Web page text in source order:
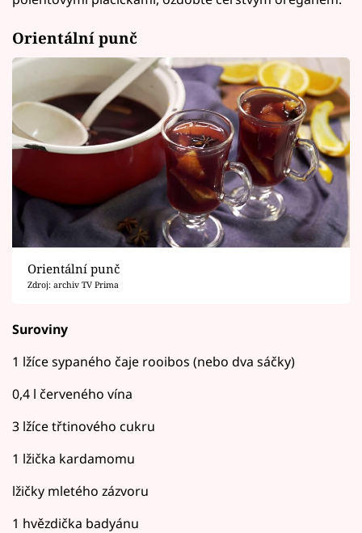
Orientální punč
Orientální punč
Zdroj: archiv TV Prima
Suroviny
1 lžíce sypaného čaje rooibos (nebo dva sáčky)
0,4 l červeného vína
3 lžíce třtinového cukru
1 lžička kardamomu
lžičky mletého zázvoru
1 hvězdička badyánu